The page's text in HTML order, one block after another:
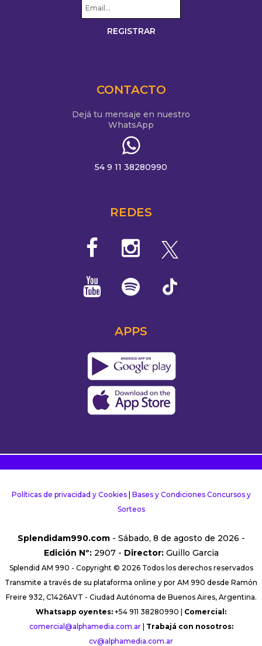
CONTACTO
Dejá tu mensaje en nuestro
WhatsApp
54 9 11 38280990
REDES
APPS
Políticas de privacidad y Cookies| Bases y Condiciones Concursos y
Sorteos
Splendidam990.com- Sábado, 8 de agosto de 2026 -
Edición Nº:2907 - Director:Guillo Garcia
Splendid AM 990 - Copyright © 2026 Todos los derechos reservados
Transmite a través de su plataforma online y por AM 990 desde Ramón
Freire 932, C1426AVT - Ciudad Autónoma de Buenos Aires, Argentina.
Whatsapp oyentes: +54 911 38280990 | Comercial:
comercial@alphamedia.com.ar| Trabajá con nosotros:
cv@alphamedia.com.ar